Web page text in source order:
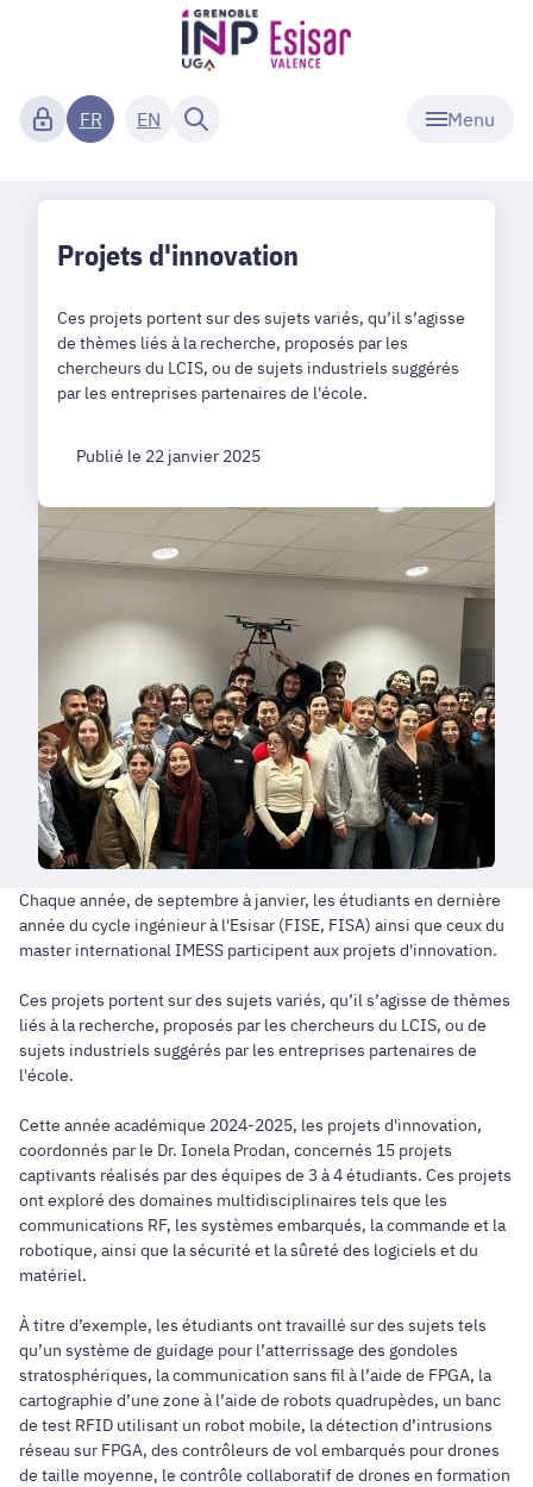
Menu
FR EN
Projets d'innovation
Ces projets portent sur des sujets variés, qu’il s’agisse
de thèmes liés à la recherche, proposés par les
chercheurs du LCIS, ou de sujets industriels suggérés
par les entreprises partenaires de l'école.
Publié le 22 janvier 2025
Chaque année, de septembre à janvier, les étudiants en dernière
année du cycle ingénieur à l'Esisar (FISE, FISA) ainsi que ceux du
master international IMESS participent aux projets d'innovation.
Ces projets portent sur des sujets variés, qu’il s’agisse de thèmes
liés à la recherche, proposés par les chercheurs du LCIS, ou de
sujets industriels suggérés par les entreprises partenaires de
l'école.
Cette année académique 2024-2025, les projets d'innovation,
coordonnés par le Dr. Ionela Prodan, concernés 15 projets
captivants réalisés par des équipes de 3 à 4 étudiants. Ces projets
ont exploré des domaines multidisciplinaires tels que les
communications RF, les systèmes embarqués, la commande et la
robotique, ainsi que la sécurité et la sûreté des logiciels et du
matériel.
À titre d’exemple, les étudiants ont travaillé sur des sujets tels
qu’un système de guidage pour l’atterrissage des gondoles
stratosphériques, la communication sans fil à l’aide de FPGA, la
cartographie d’une zone à l’aide de robots quadrupèdes, un banc
de test RFID utilisant un robot mobile, la détection d’intrusions
réseau sur FPGA, des contrôleurs de vol embarqués pour drones
de taille moyenne, le contrôle collaboratif de drones en formation